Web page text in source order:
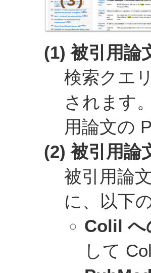
(1) 被引用論
検索クエ
されます
用論文の
(2) 被引用論
被引用論
に、以下
Colil へ
して